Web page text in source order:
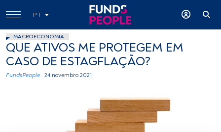
PT
MACROECONOMIA
QUE ATIVOS ME PROTEGEM EM
CASO DE ESTAGFLAÇÃO?
FundsPeople . 24 novembro 2021